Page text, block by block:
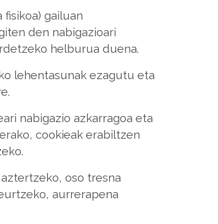
gailuan
den nabigazioari
helburua duena.
lehentasunak ezagutu eta
nabigazio azkarragoa eta
cookieak erabiltzen
oso tresna
aurrerapena